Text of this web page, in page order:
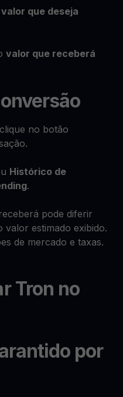
valor que deseja
valor que receberá
no botão
Histórico de
.
pode diferir
valor estimado exibido.
de mercado e taxas.
Tron no
por